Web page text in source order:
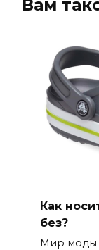
Вам
Как
без?
Мир моды